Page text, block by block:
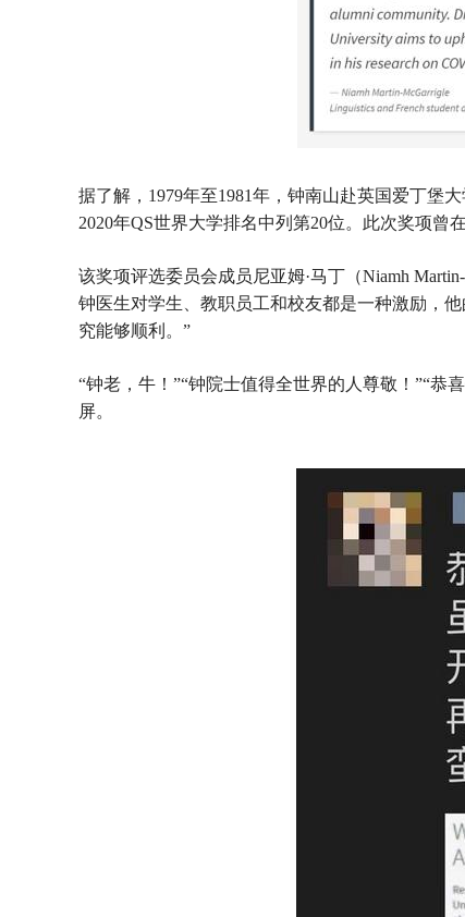
据了解，1979年至1981年，钟南山赴英国爱丁堡
2020年QS世界大学排名中列第20位。此次奖项曾
该奖项评选委员会成员尼亚姆·马丁（Niamh
钟医生对学生、教职员工和校友都是一种激励，
究能够顺利。”
“钟老，牛！”“钟院士值得全世界的人尊敬！”“
屏。